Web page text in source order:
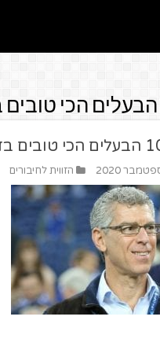
הזווית לחיבורים